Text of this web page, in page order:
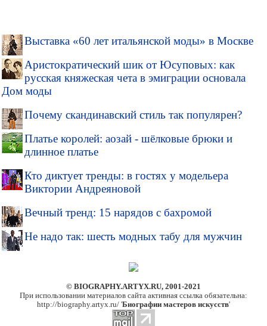
Выставка «60 лет итальянской моды» в Москве
Аристократический шик от Юсуповых: как
русская княжеская чета в эмиграции основала
Дом моды
Почему скандинавский стиль так популярен?
Платье королей: аозай - шёлковые брюки и
длинное платье
Кто диктует тренды: в гостях у модельера
Виктории Андреяновой
Вечный тренд: 15 нарядов с бахромой
Не надо так: шесть модных табу для мужчин
© BIOGRAPHY.ARTYX.RU, 2001-2021
При использовании материалов сайта активная ссылка обязательна:
http://biography.artyx.ru/ 'Биографии мастеров искусств'